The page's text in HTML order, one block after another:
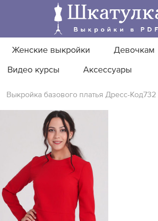
Женские выкройки Девочкам
Видео курсы Аксессуары
Выкройка базового платья Дресс-Код732